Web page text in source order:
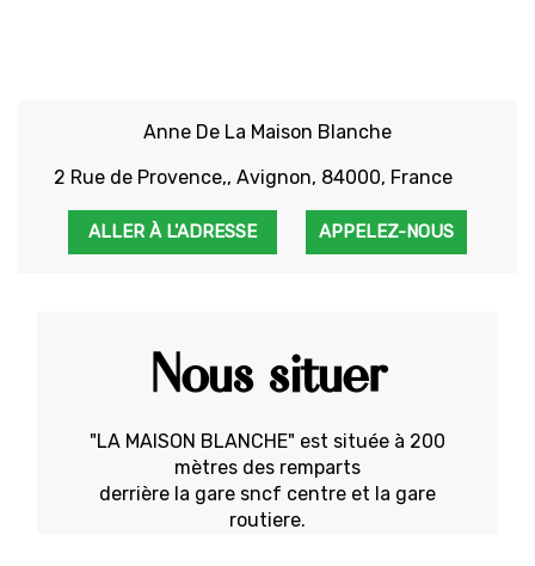
Anne De La Maison Blanche
2 Rue de Provence,, Avignon, 84000, France
ALLER À L'ADRESSE APPELEZ-NOUS
Nous situer
"LA MAISON BLANCHE" est située à 200
mètres des remparts
derrière la gare sncf centre et la gare
routiere.